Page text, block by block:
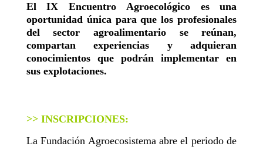
El IX Encuentro Agroecológico es una
oportunidad única para que los profesionales
del sector agroalimentario se reúnan,
compartan experiencias y adquieran
conocimientos que podrán implementar en
sus explotaciones.
>> INSCRIPCIONES:
La Fundación Agroecosistema abre el periodo de